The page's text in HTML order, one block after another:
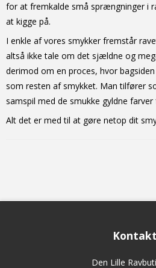
for at fremkalde små sprængninger i
at kigge på.
I enkle af vores smykker fremstår
altså ikke tale om det sjældne og
derimod om en proces, hvor
som resten af smykket. Man tilfører
samspil med de smukke gyldne
Alt det er med til at gøre netop dit
Kontakt
Den Lille